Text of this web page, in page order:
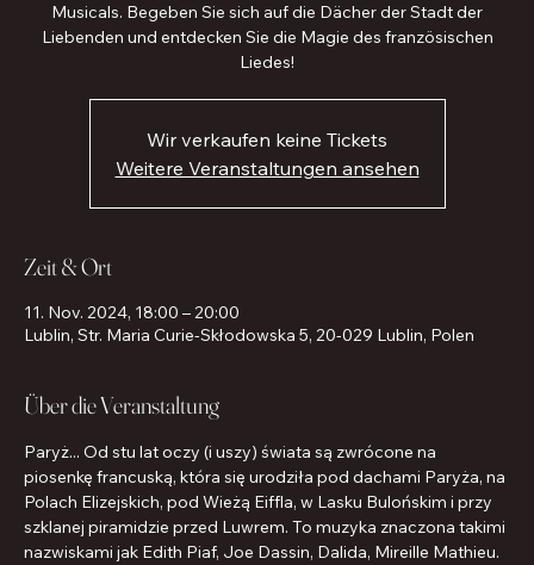
Musicals. Begeben Sie sich auf die Dächer der Stadt der
Liebenden und entdecken Sie die Magie des französischen
Liedes!
Wir verkaufen keine Tickets
Weitere Veranstaltungen ansehen
Zeit & Ort
11. Nov. 2024, 18:00 – 20:00
Lublin, Str. Maria Curie-Skłodowska 5, 20-029 Lublin, Polen
Über die Veranstaltung
Paryż... Od stu lat oczy (i uszy) świata są zwrócone na
piosenkę francuską, która się urodziła pod dachami Paryża, na
Polach Elizejskich, pod Wieżą Eiffla, w Lasku Bulońskim i przy
szklanej piramidzie przed Luwrem. To muzyka znaczona takimi
nazwiskami jak Edith Piaf, Joe Dassin, Dalida, Mireille Mathieu.